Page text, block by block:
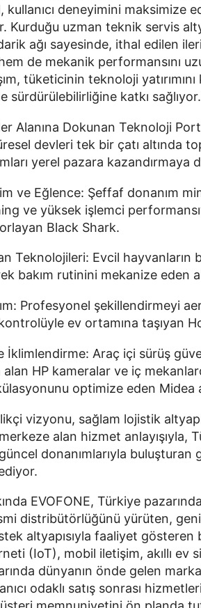
kullanıcı deneyimini maksimize
Kurduğu uzman teknik servis
ağı sayesinde, ithal edilen
de mekanik performansını
tüketicinin teknoloji
sürdürülebilirliğine katkı sağlıyor.
Alanına Dokunan Teknoloji
devleri tek bir çatı altında
yerel pazara kazandırmaya
ve Eğlence: Şeffaf donanım
ve yüksek işlemci
Black Shark.
Teknolojileri: Evcil hayvanların
bakım rutinini mekanize eden
Profesyonel şekillendirmeyi
kontrolüyle ev ortamına taşıyan
İklimlendirme: Araç içi sürüş
alan HP kameralar ve iç
optimize eden Midea
vizyonu, sağlam lojistik
alan hizmet anlayışıyla,
donanımlarıyla buluşturan
EVOFONE, Türkiye
distribütörlüğünü yürüten,
altyapısıyla faaliyet
(IoT), mobil iletişim, akıllı ev
dünyanın önde gelen
odaklı satış sonrası